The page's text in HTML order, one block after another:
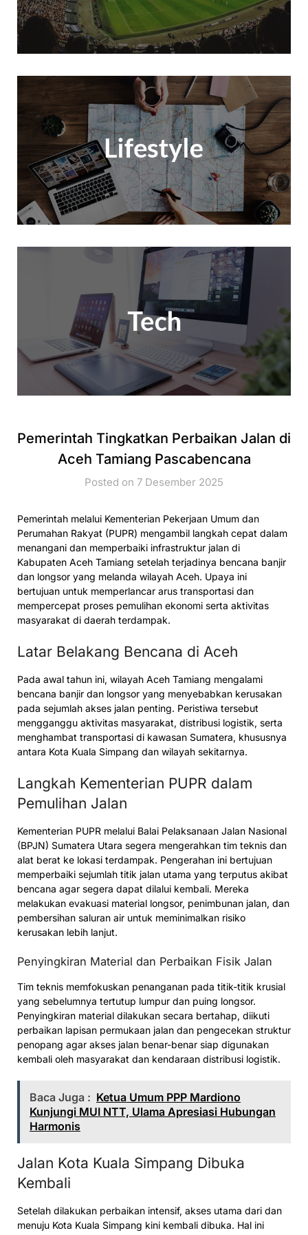
Pemerintah Tingkatkan Perbaikan Jalan di
Aceh Tamiang Pascabencana
Posted on 7 Desember 2025
Pemerintah melalui Kementerian Pekerjaan Umum dan
Perumahan Rakyat (PUPR) mengambil langkah cepat dalam
menangani dan memperbaiki infrastruktur jalan di
Kabupaten Aceh Tamiang setelah terjadinya bencana banjir
dan longsor yang melanda wilayah Aceh. Upaya ini
bertujuan untuk memperlancar arus transportasi dan
mempercepat proses pemulihan ekonomi serta aktivitas
masyarakat di daerah terdampak.
Latar Belakang Bencana di Aceh
Pada awal tahun ini, wilayah Aceh Tamiang mengalami
bencana banjir dan longsor yang menyebabkan kerusakan
pada sejumlah akses jalan penting. Peristiwa tersebut
mengganggu aktivitas masyarakat, distribusi logistik, serta
menghambat transportasi di kawasan Sumatera, khususnya
antara Kota Kuala Simpang dan wilayah sekitarnya.
Langkah Kementerian PUPR dalam
Pemulihan Jalan
Kementerian PUPR melalui Balai Pelaksanaan Jalan Nasional
(BPJN) Sumatera Utara segera mengerahkan tim teknis dan
alat berat ke lokasi terdampak. Pengerahan ini bertujuan
memperbaiki sejumlah titik jalan utama yang terputus akibat
bencana agar segera dapat dilalui kembali. Mereka
melakukan evakuasi material longsor, penimbunan jalan, dan
pembersihan saluran air untuk meminimalkan risiko
kerusakan lebih lanjut.
Penyingkiran Material dan Perbaikan Fisik Jalan
Tim teknis memfokuskan penanganan pada titik-titik krusial
yang sebelumnya tertutup lumpur dan puing longsor.
Penyingkiran material dilakukan secara bertahap, diikuti
perbaikan lapisan permukaan jalan dan pengecekan struktur
penopang agar akses jalan benar-benar siap digunakan
kembali oleh masyarakat dan kendaraan distribusi logistik.
Baca Juga : Ketua Umum PPP Mardiono
Kunjungi MUI NTT, Ulama Apresiasi Hubungan
Harmonis
Jalan Kota Kuala Simpang Dibuka
Kembali
Setelah dilakukan perbaikan intensif, akses utama dari dan
menuju Kota Kuala Simpang kini kembali dibuka. Hal ini